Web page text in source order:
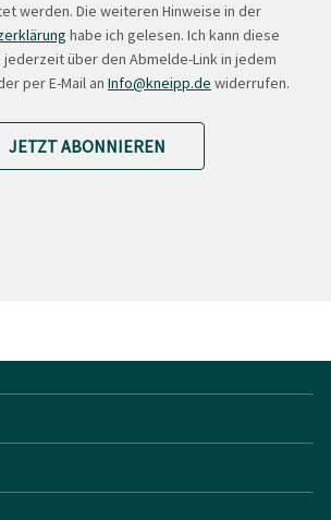
werden. Die weiteren Hinweise in der
habe ich gelesen. Ich kann diese
jederzeit über den Abmelde-Link in jedem
per E-Mail an Info@kneipp.de widerrufen.
JETZT ABONNIEREN